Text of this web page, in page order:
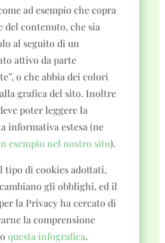
ad esempio che copra
del contenuto, che sia
al seguito di un
attivo da parte
o che abbia dei colori
grafica del sito. Inoltre
poter leggere la
informativa estesa (ne
esempio nel nostro sito).
tipo di cookies adottati,
gli obblighi, ed il
la Privacy ha cercato di
la comprensione
questa infografica.